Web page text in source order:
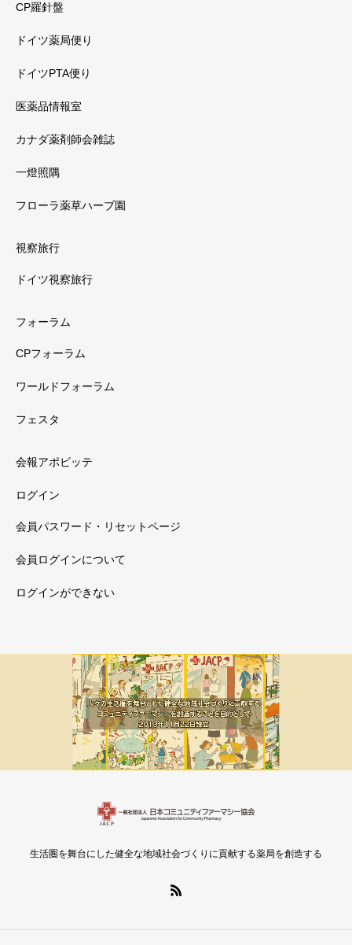
CP羅針盤
ドイツ薬局便り
ドイツPTA便り
医薬品情報室
カナダ薬剤師会雑誌
一燈照隅
フローラ薬草ハーブ園
視察旅行
ドイツ視察旅行
フォーラム
CPフォーラム
ワールドフォーラム
フェスタ
会報アポビッテ
ログイン
会員パスワード・リセットページ
会員ログインについて
ログインができない
会員限定
生活圏を舞台にした健全な地域社会づくりに貢献する薬局を創造する